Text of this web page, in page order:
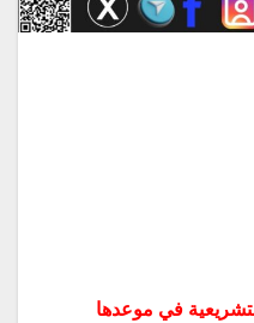
في موعدها